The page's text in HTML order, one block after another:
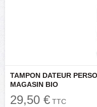
TAMPON DATEUR
MAGASIN BIO
29,50 € TTC